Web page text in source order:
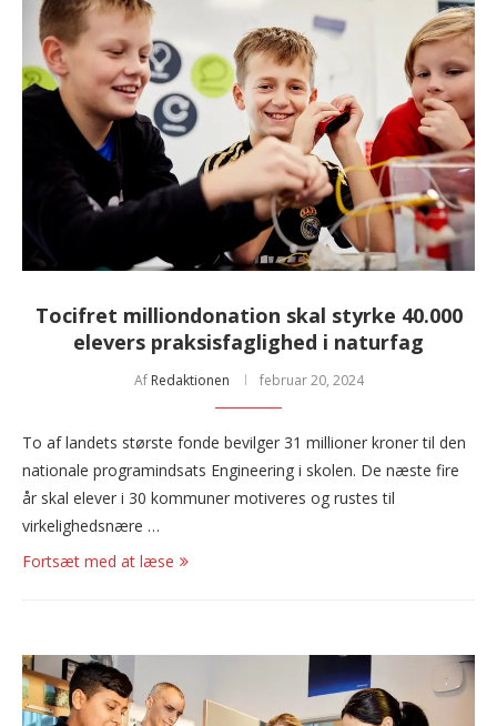
Tocifret milliondonation skal styrke 40.000
elevers praksisfaglighed i naturfag
Af Redaktionen februar 20, 2024
To af landets største fonde bevilger 31 millioner kroner til den
nationale programindsats Engineering i skolen. De næste fire
år skal elever i 30 kommuner motiveres og rustes til
virkelighedsnære …
Fortsæt med at læse